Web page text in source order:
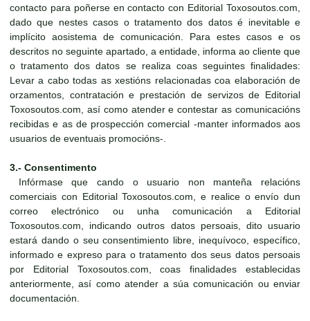
contacto para poñerse en contacto con Editorial Toxosoutos.com,
dado que nestes casos o tratamento dos datos é inevitable e
implícito aosistema de comunicación. Para estes casos e os
descritos no seguinte apartado, a entidade, informa ao cliente que
o tratamento dos datos se realiza coas seguintes finalidades:
Levar a cabo todas as xestións relacionadas coa elaboración de
orzamentos, contratación e prestación de servizos de Editorial
Toxosoutos.com, así como atender e contestar as comunicacións
recibidas e as de prospección comercial -manter informados aos
usuarios de eventuais promocións-.
3.- Consentimento
Infórmase que cando o usuario non manteña relacións
comerciais con Editorial Toxosoutos.com, e realice o envío dun
correo electrónico ou unha comunicación a Editorial
Toxosoutos.com, indicando outros datos persoais, dito usuario
estará dando o seu consentimiento libre, inequívoco, específico,
informado e expreso para o tratamento dos seus datos persoais
por Editorial Toxosoutos.com, coas finalidades establecidas
anteriormente, así como atender a súa comunicación ou enviar
documentación.